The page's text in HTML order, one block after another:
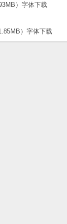
）字体下载
）字体下载